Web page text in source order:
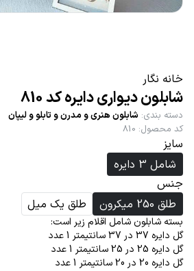
خانه نگار
شابلون دیواری دایره کد 810
دسته بندی: شابلون هنری و مدرن و تابلو و لیپان
کد محصول:
810
سایز
شامل 3 دایره
جنس
طلق 250 میکرون
طلق یک میل
بسته شابلون شامل اقلام زیر است:
گل دایره 37 در 37 سانتیمتر 1 عدد
گل دایره 25 در 25 سانتیمتر 1 عدد
گل دایره 20 در 20 سانتیمتر 1 عدد